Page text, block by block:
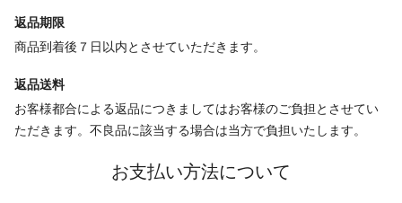
返品期限
商品到着後７日以内とさせていただきます。
返品送料
お客様都合による返品につきましてはお客様のご負担とさせてい
ただきます。不良品に該当する場合は当方で負担いたします。
お支払い方法について